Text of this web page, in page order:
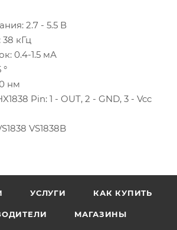
2.7 - 5.5 В
38 кГц
0.4-1.5 мА
°
нм
Pin: 1 - OUT, 2 - GND, 3 - Vcc
VS1838B
УСЛУГИ КАК КУПИТЬ
МАГАЗИНЫ